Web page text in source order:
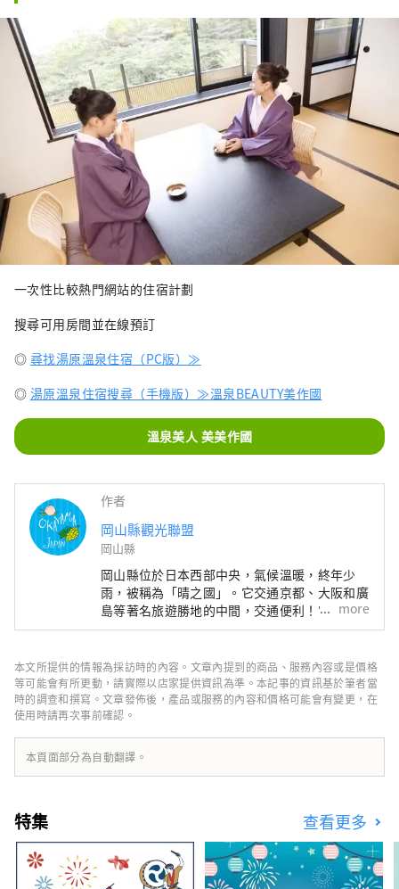
一次性比較熱門網站的住宿計劃
搜尋可用房間並在線預訂
◎ 尋找湯原溫泉住宿（PC版）≫
◎ 湯原溫泉住宿搜尋（手機版）≫溫泉BEAUTY美作國
溫泉美人 美美作國
作者
岡山縣觀光聯盟
岡山縣
岡山縣位於日本西部中央，氣候溫暖​​，終年少
雨，被稱為「晴之國」。它交通京都、大阪和廣
島等著名旅遊勝地的中間，交通便利！它也是經
由瀨戶通往四國的門戶。 岡山縣也被稱為“水
水果，無論甜度、香氣還是風味，都是最高品質
的。 您可以品嚐白桃、麝香葡萄、先鋒葡萄等
當季水果！ 岡山還擁有世界級的旅遊景點，包
括岡山城、日本三大名園之一的岡山後樂園以及
擁有歷史、文化和藝術的倉敷美觀地區！
more
本文所提供的情報為採訪時的內容。文章內提到的商品、服務內容或是價格
等可能會有所更動，請實際以店家提供資訊為準。本記事的資訊基於筆者當
時的調查和撰寫。文章發佈後，產品或服務的內容和價格可能會有變更，在
使用時請再次事前確認。
本頁面部分為自動翻譯。
特集 查看更多